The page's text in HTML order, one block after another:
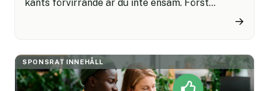
känts förvirrande är du inte ensam. Först
samma fråga: vad gäller egentligen nu?
→
SPONSRAT INNEHÅLL